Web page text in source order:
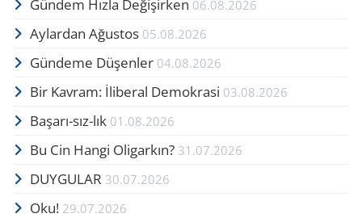
Gündem Hızla Değişirken 06.08.2026
Aylardan Ağustos 05.08.2026
Gündeme Düşenler 04.08.2026
Bir Kavram: İliberal Demokrasi 03.08.2026
Başarı-sız-lık 01.08.2026
Bu Cin Hangi Oligarkın? 31.07.2026
DUYGULAR 30.07.2026
Oku! 29.07.2026